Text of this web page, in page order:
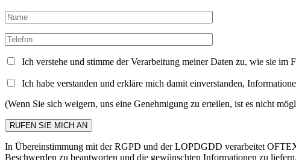
Ich verstehe und stimme der Verarbeitung meiner Daten zu, wie sie
Ich habe verstanden und erkläre mich damit einverstanden,
(Wenn Sie sich weigern, uns eine Genehmigung zu erteilen, ist es nicht
In Übereinstimmung mit der RGPD und der LOPDGDD verarbeitet
Beschwerden zu beantworten und die gewünschten Informationen zu